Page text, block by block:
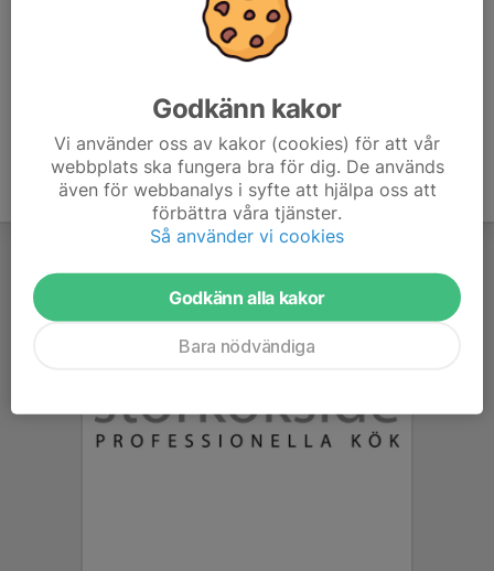
Godkänn kakor
Vi använder oss av kakor (cookies) för att vår
webbplats ska fungera bra för dig. De används
även för webbanalys i syfte att hjälpa oss att
förbättra våra tjänster.
Så använder vi cookies
Godkänn alla kakor
Bara nödvändiga